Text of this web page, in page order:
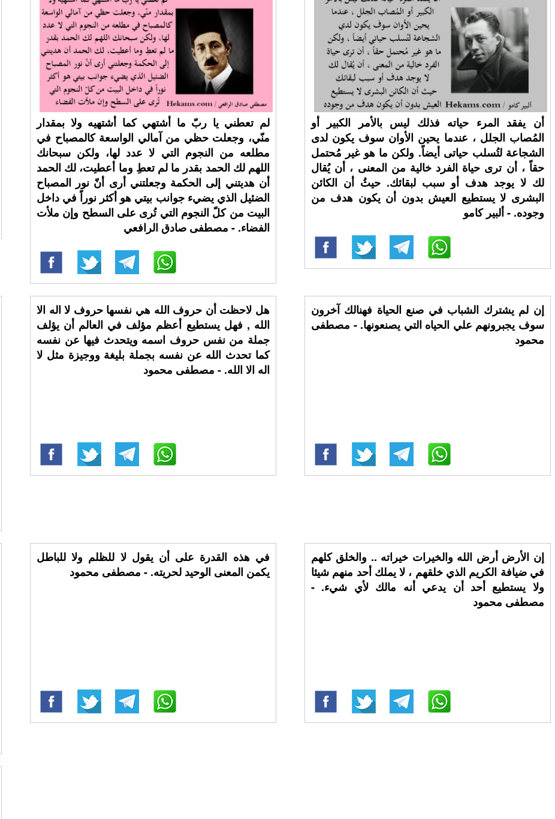
لم تعطني يا ربّ ما أشتهي كما أشتهيه ولا بمقدار
منّي، وجعلت حظي من آمالي الواسعة كالمصباح في
مطلعه من النجوم التي لا عدد لها، ولكن سبحانك
اللهم لك الحمد بقدر ما لم تعطِ وما أعطيت، لك الحمد
أن هديتني إلى الحكمة وجعلتني أرى أنّ نور المصباح
الضئيل الذي يضيء جوانب بيتي هو أكثر نوراً في داخل
البيت من كلّ النجوم التي تُرى على السطح وإن ملأت
الفضاء. - مصطفى صادق الرافعي
أن يفقد المرء حياته فذلك ليس بالأمر الكبير أو
المُصاب الجلل ، عندما يحين الأوان سوف يكون لدى
الشجاعة لتُسلب حياتى أيضاً. ولكن ما هو غير مُحتمل
حقاً ، أن ترى حياة الفرد خالية من المعنى ، أن يُقال
لك لا يوجد هدف أو سبب لبقائك. حيثُ أن الكائن
البشرى لا يستطيع العيش بدون أن يكون هدف من
وجوده. - ألبير كامو
هل لاحظت أن حروف الله هي نفسها حروف لا اله الا
الله , فهل يستطيع أعظم مؤلف في العالم أن يؤلف
جملة من نفس حروف اسمه ويتحدث فيها عن نفسه
كما تحدث الله عن نفسه بجملة بليغة ووجيزة مثل لا
اله الا الله. - مصطفى محمود
إن لم يشترك الشباب في صنع الحياة فهنالك آخرون
سوف يجبرونهم علي الحياه التي يصنعونها. - مصطفى
محمود
في هذه القدرة على أن يقول لا للظلم ولا للباطل
يكمن المعنى الوحيد لحريته. - مصطفى محمود
إن الأرض أرض الله والخيرات خيراته .. والخلق كلهم
في ضيافة الكريم الذي خلقهم ، لا يملك أحد منهم شيئا
ولا يستطيع أحد أن يدعي أنه مالك لأي شيء. -
مصطفى محمود